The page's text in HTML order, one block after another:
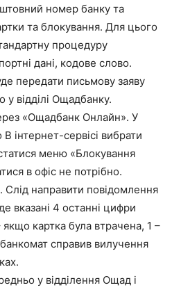
номер банку та
та блокування. Для цього
процедуру
дані, кодове слово.
передати письмову заяву
відділі Ощадбанку.
«Ощадбанк Онлайн». У
інтернет-сервісі вибрати
меню «Блокування
в офіс не потрібно.
направити повідомлення
вказані 4 останні цифри
якщо картка була втрачена, 1 –
справив вилучення
у відділення Ощад і